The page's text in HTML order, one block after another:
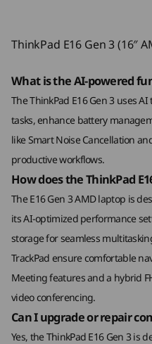
卓越效率，
高清 720p RGB 網絡攝影機
規格可能因地區 / 機型而異。
連接性
連接埠/插槽
USB-C®(USB 4®, 40Gbps)
DisplayPort 1.4a；
USB-C®(USB 5Gbps) 配備
1.4
；USB-A (USB 10Gbps)；
USB-A (USB 5Gbps)；
乙太網絡 (RJ45)；
HDMI
2.1（支援解像度
耳機/麥克風組合
Up to 64GB DDR5,
SODIMM
Up to 1TB M.2
PCIe Gen4 x 4
dual SSD (2242)
Explore
ThinkPad E16 Gen 3 (16″
What is the AI-powered
The ThinkPad E16 Gen 3 uses
tasks, enhance battery
like Smart Noise Cancellation
productive workflows.
How does the ThinkPad
The E16 Gen 3 AMD laptop is
its AI-optimized performance
storage for seamless
TrackPad ensure comfortable
Meeting features and a hybrid
video conferencing.
Can I upgrade or repair
Yes, the ThinkPad E16 Gen 3 is